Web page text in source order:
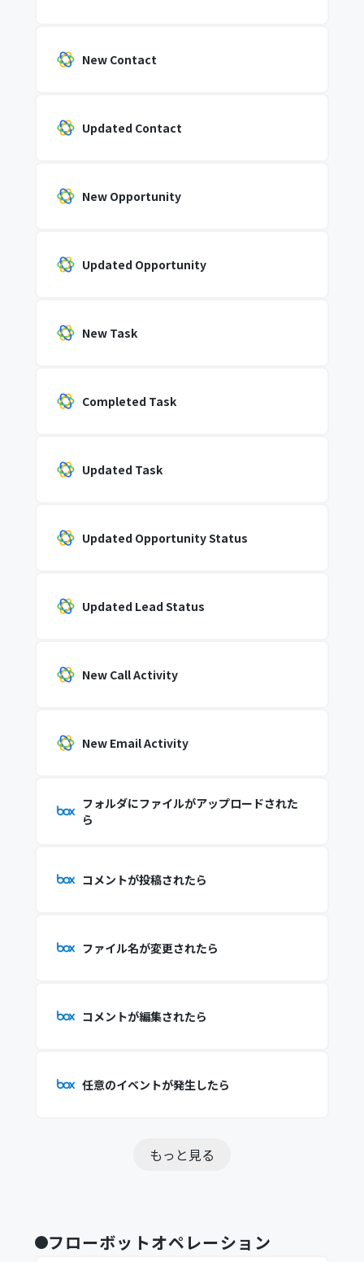
New Contact
Updated Contact
New Opportunity
Updated Opportunity
New Task
Completed Task
Updated Task
Updated Opportunity Status
Updated Lead Status
New Call Activity
New Email Activity
フォルダにファイルがアップロードされた
ら
コメントが投稿されたら
ファイル名が変更されたら
コメントが編集されたら
任意のイベントが発生したら
もっと見る
フローボットオペレーション